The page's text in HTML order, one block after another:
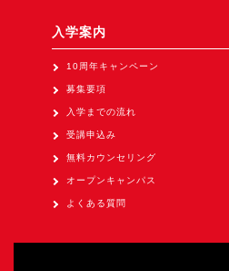
《求人》
求人申込み
入学案内
10周年キャンペーン
募集要項
入学までの流れ
受講申込み
無料カウンセリング
オープンキャンパス
よくある質問